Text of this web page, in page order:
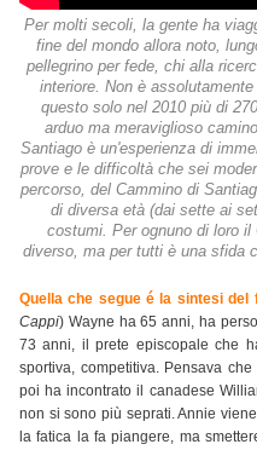
Per molti secoli, la gente ha
fine del mondo allora noto,
pellegrino per fede, chi alla
interiore. Non è
questo solo nel 2010 più di
arduo ma meraviglioso
Santiago è un'esperienza di
prove e le difficoltà che sei
percorso, del Cammino di
di diversa età (dai sette ai
costumi. Per ognuno di loro il
diverso, ma per tutti è una sfida
Quella che segue é la sintesi del
Cappi) Wayne ha 65 anni, ha
73 anni, il prete episcopale che
sportiva, competitiva. Pensava
poi ha incontrato il canadese
non si sono più seprati. Annie
la fatica la fa piangere, ma